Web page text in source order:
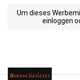
Um dieses
einloggen